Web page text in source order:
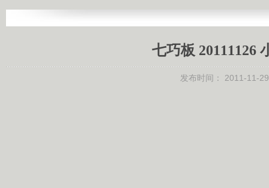
七巧板 20111126
发布时间： 2011-11-